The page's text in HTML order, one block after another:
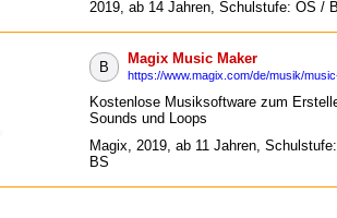
2019, ab 14 Jahren, Schulstufe: OS /
B
Magix Music Maker
https://www.magix.com/de/musik/
Kostenlose Musiksoftware zum
Sounds und Loops
Magix, 2019, ab 11 Jahren,
BS